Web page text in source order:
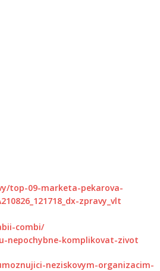
top-09-marketa-pekarova-
zpravy_vlt
combi/
nepochybne-komplikovat-zivot
neziskovym-organizacim-